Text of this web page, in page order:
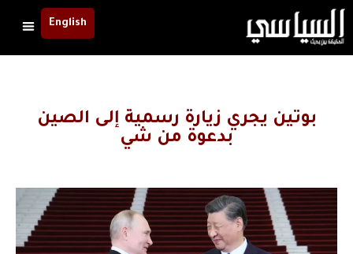
English
بوتين يجري زيارة رسمية إلى الصين
بدعوة من شي